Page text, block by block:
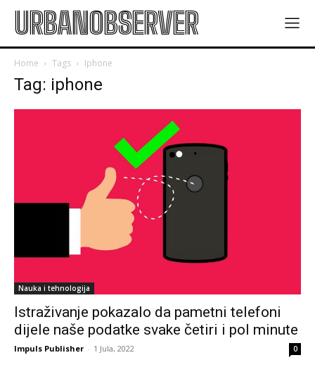
URBANOBSERVER
Home Tags Iphone
Tag: iphone
Nauka i tehnologija
Istraživanje pokazalo da pametni telefoni
dijele naše podatke svake četiri i pol minute
Impuls Publisher - 1 Jula, 2022 0